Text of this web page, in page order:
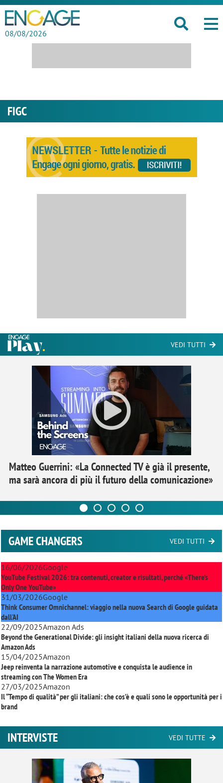
08/08/2026
FIGC
VEDI TUTTI
Matteo Guerrini: «La Connected TV è già il presente,
ma sarà ancora di più il futuro della comunicazione»
GAME CHANGERS VEDI TUTTI
16/06/2026Google
YouTube Festival 2026: tra contenuti, creator e risultati, perché «There’s
Only One YouTube»
31/03/2026Google
Think Consumer Omnichannel: viaggio nella nuova Search di Google guidata
dall'AI
22/09/2025Amazon Ads
Beyond the Generational Divide: gli insight italiani della nuova ricerca di
Amazon Ads
15/04/2025Amazon
Jeep reinventa la narrazione automotive e conquista le audience in
streaming conThe Women Era
27/03/2025Amazon
Il “Tempo di qualità” per gli italiani: che cos’è e quali sono le opportunità per i
brand
INTERVISTE VEDI TUTTE